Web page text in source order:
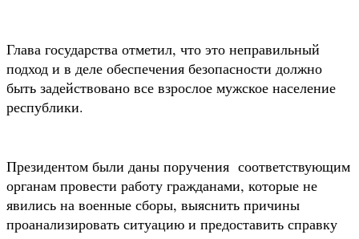
Глава государства отметил, что это неправильный
подход и в деле обеспечения безопасности должно
быть задействовано все взрослое мужское население
республики.
Президентом были даны поручения соответствующим
органам провести работу гражданами, которые не
явились на военные сборы, выяснить причины
проанализировать ситуацию и предоставить справку